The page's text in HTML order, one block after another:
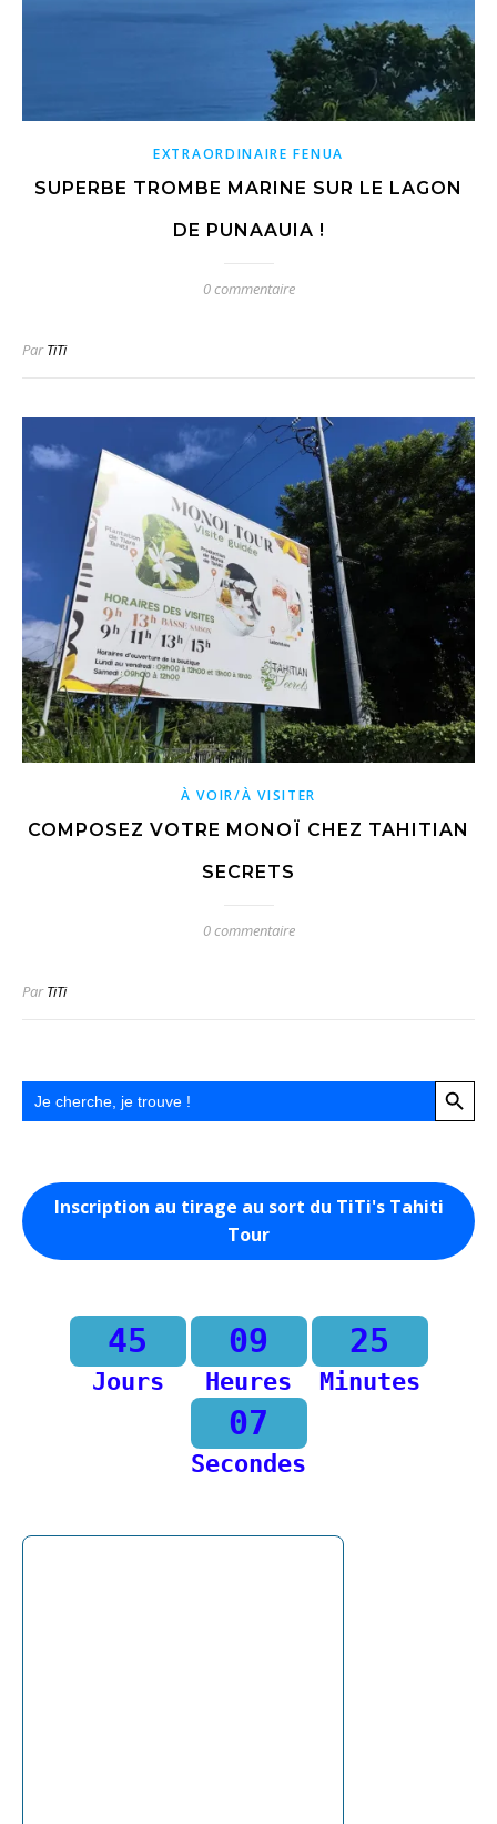
EXTRAORDINAIRE FENUA
SUPERBE TROMBE MARINE SUR LE LAGON
DE PUNAAUIA !
0 commentaire
ParTiTi
À VOIR/À VISITER
COMPOSEZ VOTRE MONOÏ CHEZ TAHITIAN
SECRETS
0 commentaire
ParTiTi
Search
for:
Search Button
Inscription au tirage au sort du TiTi's Tahiti
Tour
45
Jours
09
Heures
25
Minutes
07
Secondes